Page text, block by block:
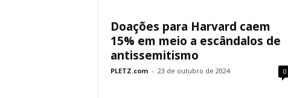
Doações para Harvard caem
15% em meio a escândalos de
antissemitismo
PLETZ.com - 23 de outubro de 2024 0